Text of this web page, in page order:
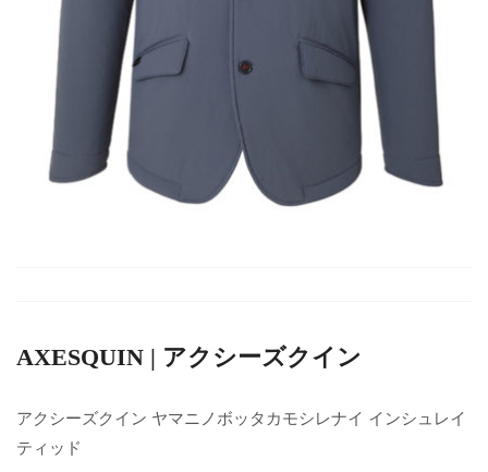
AXESQUIN | アクシーズクイン
アクシーズクイン ヤマニノボッタカモシレナイ インシュレイ
ティッド